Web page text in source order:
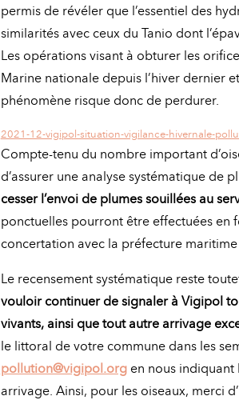
permis de révéler que l’essentiel des
similarités avec ceux du Tanio dont
Les opérations visant à obturer les
Marine nationale depuis l’hiver dernier
phénomène risque donc de perdurer.
2021-12-vigipol-situation-vigilance-hivernale-
Compte-tenu du nombre important
d’assurer une analyse systématique de
cesser l’envoi de plumes souillées au
ponctuelles pourront être effectuées en
concertation avec la préfecture maritime
Le recensement systématique reste
vouloir continuer de signaler à Vigipol
vivants, ainsi que tout autre arrivage
le littoral de votre commune dans les
pollution@vigipol.orgen nous indiquant
arrivage. Ainsi, pour les oiseaux, merci